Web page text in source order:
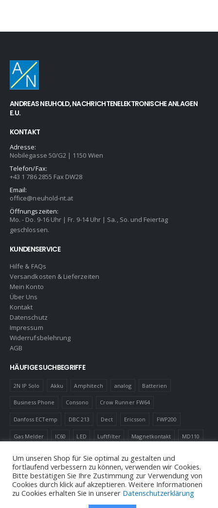
ANDREAS NEUHOLD, NACHRICHTENELEKTRONISCHE ANLAGEN
E.U.
KONTAKT
Adresse:
Nobilegasse 50/G2 | 1150 Wien
Telefon/Fax:
+43 1 786 2855 Fax DW28
Email:
office@neuhold-nt.at
Öffnungszeiten:
Mo. - Do. 9-16 Uhr | Fr. 9-14 Uhr | Sa., So. und Feiertag
geschlossen.
KUNDENSERVICE
Hilfe & FAQs
Versandkosten & Lieferzeiten
Mein Konto
Über Uns
Kontakt
Datenschutz
Impressum
Widerrufsbelehrung
AGB
HÄUFIGE SUCHBEGRIFFE
2N IP Solo Akku Amphitech analog Batterien
Business Phone Consono Crow Runner FW64
Danfoss ECTemp DBC 213 Dect Ericsson FWP200
Gas Melder IC60 LED Luftfilter Magnetkontakt MD110
Um unseren Shop für Sie optimal zu gestalten und
fortlaufend verbessern zu können, verwenden wir Cookies.
Bitte bestätigen Sie Ihre Zustimmung zur Verwendung von
Cookies durch klick auf akzeptieren. Weitere Informationen
zu Cookies erhalten Sie in unserer Datenschutzerklärung